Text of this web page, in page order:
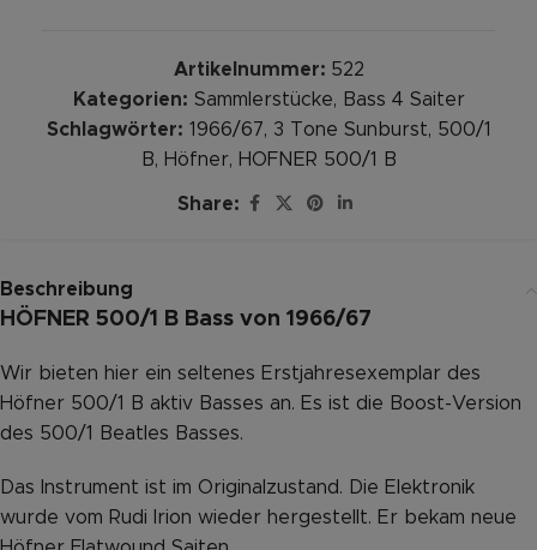
Artikelnummer: 522
Kategorien: Sammlerstücke, Bass 4 Saiter
Schlagwörter: 1966/67, 3 Tone Sunburst, 500/1
B, Höfner, HOFNER 500/1 B
Share:
Beschreibung
HÖFNER 500/1 B Bass von 1966/67
Wir bieten hier ein seltenes Erstjahresexemplar des
Höfner 500/1 B aktiv Basses an. Es ist die Boost-Version
des 500/1 Beatles Basses.
Das Instrument ist im Originalzustand. Die Elektronik
wurde vom Rudi Irion wieder hergestellt. Er bekam neue